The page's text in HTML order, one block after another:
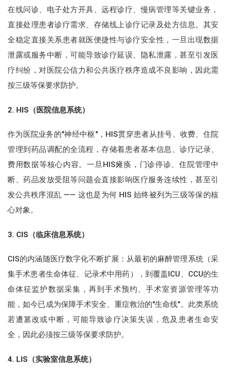
在线问诊、电子处方开具、远程诊疗、慢病管理等关键业务，
直接处理患者诊疗需求、存储线上诊疗记录及处方信息。其安
全稳定直接关系患者就医便捷性与诊疗安全性，一旦出现数据
泄露或服务中断，可能导致诊疗延误、隐私泄露，甚至引发医
疗纠纷，对医院公信力和公共医疗秩序造成不良影响，因此需
按三级等保要求防护。
2. HIS（医院信息系统）
作为医院业务的"神经中枢"，HIS贯穿患者从挂号、收费、住院
管理到药品调配的全流程，存储着患者基本信息、诊疗记录、
费用数据等核心内容。一旦HIS瘫痪，门诊停诊、住院管理中
断、药品发放受阻等问题会直接影响医疗服务连续性，甚至引
发公共秩序混乱 —— 这也是为何 HIS 始终被列为三级等保的核
心对象。
3. CIS（临床信息系统）
CIS的内涵随医疗数字化不断扩展：从最初的麻醉管理系统（采
集手术患者生命体征、记录术中用药），到覆盖ICU、CCU的生
命体征监护数据采集，再到手术预约、手术室资源管理等功
能，如今已成为保障手术安全、重症救治的"生命线"。此类系统
若遭篡改或中断，可能导致诊疗决策失误，危及患者生命安
全，因此必须按三级等保要求防护。
4. LIS（实验室信息系统）